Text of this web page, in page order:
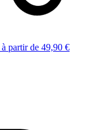
à partir de 49,90 €